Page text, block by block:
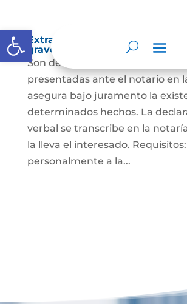
Abrir barra de herramientas
Extra-proceso o declaración
gravedad de juramento
Son declaraciones verbales o
presentadas ante el notario en
asegura bajo juramento la
determinados hechos. La
verbal se transcribe en la
la lleva el interesado.
personalmente a la...